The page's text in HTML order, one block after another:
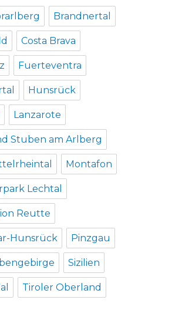
Brandnertal
Costa Brava
Fuerteventra
Hunsrück
Lanzarote
Stuben am Arlberg
Montafon
Lechtal
Reutte
Hunsrück Pinzgau
Sizilien
Tiroler Oberland